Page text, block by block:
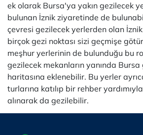
ek olarak Bursa'ya yakın gezilecek
bulunan İznik ziyaretinde de
çevresi gezilecek yerlerden olan
birçok gezi noktası sizi geçmişe
meşhur yerlerinin de bulunduğu bu
gezilecek mekanların yanında
haritasına eklenebilir. Bu yerler
turlarına katılıp bir rehber
alınarak da gezilebilir.